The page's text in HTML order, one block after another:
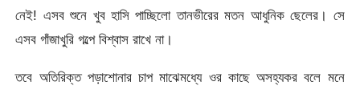
নেই! এসব শুনে খুব হাসি পাচ্ছিলো তানভীরের মতন আধুনিক ছেলের। সে
এসব গাঁজাখুরি গল্পে বিশ্বাস রাখে না।
তবে অতিরিক্ত পড়াশোনার চাপ মাঝেমধ্যে ওর কাছে অসহ্যকর বলে মনে